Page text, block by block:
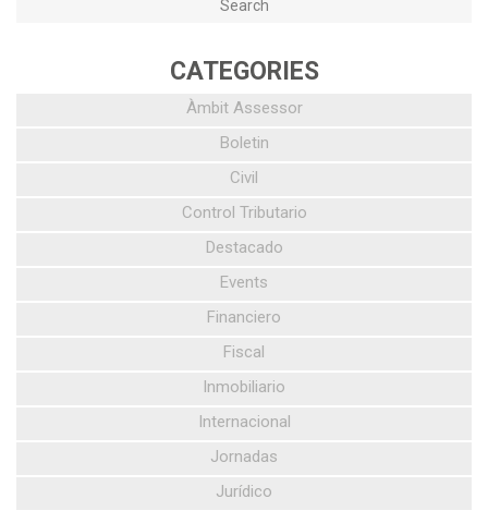
CATEGORIES
Àmbit Assessor
Boletin
Civil
Control Tributario
Destacado
Events
Financiero
Fiscal
Inmobiliario
Internacional
Jornadas
Jurídico